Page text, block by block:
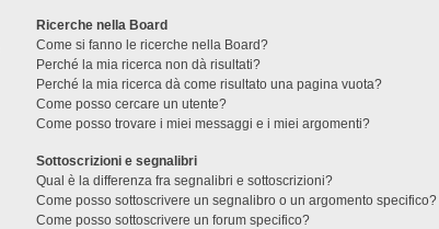
Ricerche nella Board
Come si fanno le ricerche nella Board?
Perché la mia ricerca non dà risultati?
Perché la mia ricerca dà come risultato una pagina vuota?
Come posso cercare un utente?
Come posso trovare i miei messaggi e i miei argomenti?
Sottoscrizioni e segnalibri
Qual è la differenza fra segnalibri e sottoscrizioni?
Come posso sottoscrivere un segnalibro o un argomento specifico?
Come posso sottoscrivere un forum specifico?